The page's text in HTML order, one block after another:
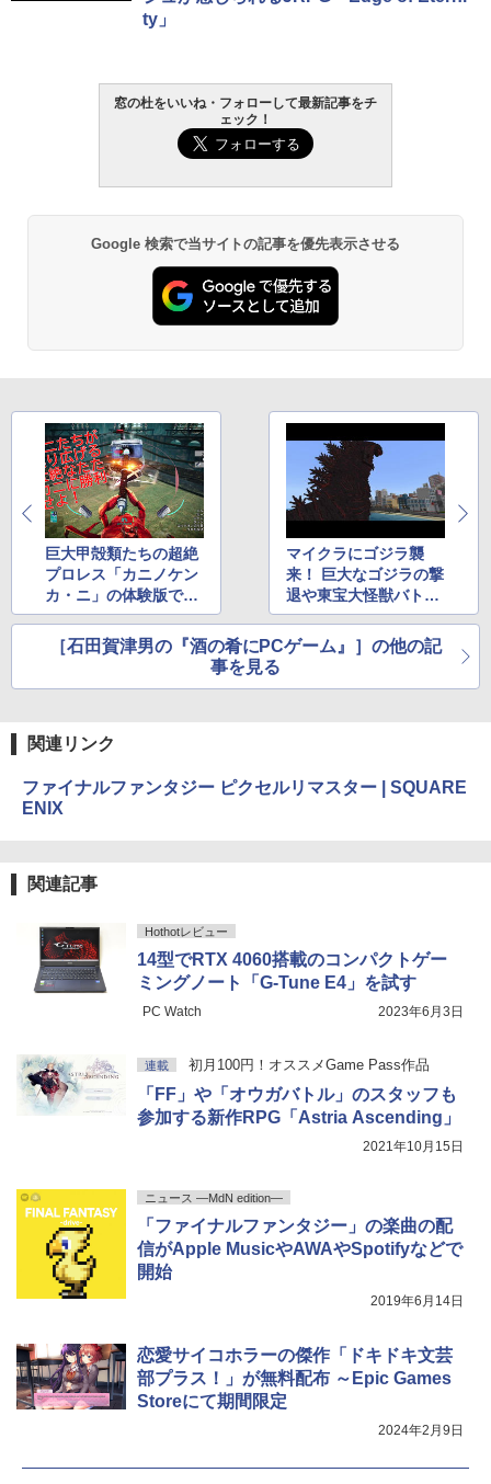
Microsoft Office Home & Business 202
4(最新 永続版)|オンラインコード版|Wind
ows11、10/mac対応|PC2台
Robloxギフトカード - 2,000 Robux 【限
定バーチャルアイテムを含む】 【オンラ
インゲームコード】 ロブロックス | オン
ラインコード版
定バーチャルアイテムを含む】 【オンラ
インゲームコード】 ロブロックス |オン
ラインコード版
￥1,600
Windows版 | Minecraft (マインクラフ
ト): Java & Bedrock Edition | オンライ
ンコード版
出す プロンプトの言葉 AI画像生成シリー
ズ (はぴーイラストLabo)
￥480
ClaudeCode いちばんやさしい 教科書:
非エンジニア 初心者 素人 でも安心 使い
方 マニュアル AI副業にもコンテンツ作成
にもKindle出版にも！ 非エンジニアのた
めのAIコーディング入門シリーズ
￥99
bデザイン入門講座［第2版］
￥1,292
FM TOWNS ハイパー・カタログ: 本体ハ
ードウェア・市販ソフトウェアのパーフ
ェクトリストと最新エミュレータ紹介
￥1,600
Amazon Kindle - 目に優しい、かさばら
ない、大きな画面で読みやすい、6週間持
続バッテリー、6インチディスプレイ電子
書籍リーダー、ブラック、16GB、広告な
￥16,980
Kindle Paperwhite シグニチャーエディ
ション (32GB) 7インチディスプレイ、明
るさ自動調整、色調調節ライト、12週間
持続バッテリー、広告なし、メタリック
ブラック
Amazon Kindle Colorsoft | 16GBストレ
ージ、防水、7インチカラーディスプレ
イ、色調調節ライト、最大8週間持続バッ
テリー、広告無し、ブラック (2025年発
売)
￥31,980
New Amazon Kindle Scribe Colorsoft |
11インチカラーディスプレイ、64GBスト
レージ、ノート機能搭載、明るさ自動調
整、色調調節ライト、プレミアムペン付
ty」
窓の杜をいいね・フォローして最新記事をチ
ェック！
Google 検索で当サイトの記事を優先表示させる
巨大甲殻類たちの超絶
プロレス「カニノケン
カ・ニ」の体験版でズ
ワイガニを育ててみた
マイクラにゴジラ襲
来！ 巨大なゴジラの撃
退や東宝大怪獣バトル
など4つのゲームが楽
しめるDLCを試す
［石田賀津男の『酒の肴にPCゲーム』］の他の記
事を見る
関連リンク
ファイナルファンタジー ピクセルリマスター | SQUARE
ENIX
関連記事
Hothotレビュー
14型でRTX 4060搭載のコンパクトゲー
ミングノート「G-Tune E4」を試す
PC Watch 2023年6月3日
連載 初月100円！オススメGame Pass作品
「FF」や「オウガバトル」のスタッフも
参加する新作RPG「Astria Ascending」
2021年10月15日
ニュース ―MdN edition―
「ファイナルファンタジー」の楽曲の配
信がApple MusicやAWAやSpotifyなどで
開始
2019年6月14日
恋愛サイコホラーの傑作「ドキドキ文芸
部プラス！」が無料配布 ～Epic Games
Storeにて期間限定
2024年2月9日